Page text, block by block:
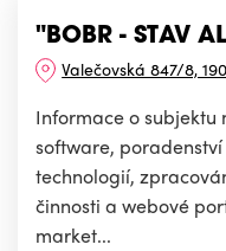
"BOBR - STAV
Valečovská 847/8,
Informace o subjektu
software,
technologií,
činnosti a webové
market...